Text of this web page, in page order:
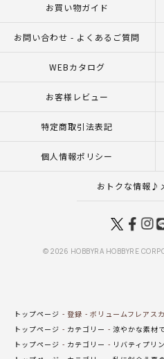
お買い物ガイド
お問い合わせ - よくあるご質問
WEBカタログ
お客様レビュー
特定商取引法表記
個人情報ポリシー
おトクな情報♪
© 2026 HOBBYRA HOBBYRE
トップページ 登録
ボリュームフレアス
トップページ
カテゴリー 涼やかな素材
トップページ
カテゴリー リバティプリ